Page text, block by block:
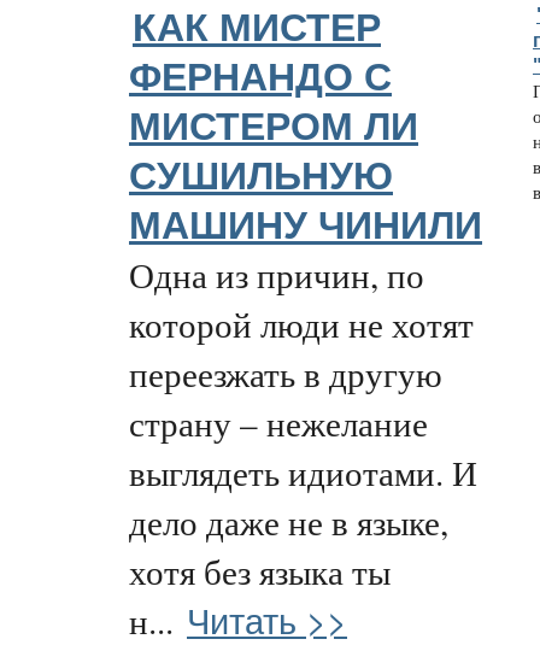
КАК МИСТЕР
ФЕРНАНДО С
МИСТЕРОМ ЛИ
СУШИЛЬНУЮ
МАШИНУ ЧИНИЛИ
Одна из причин, по
которой люди не хотят
переезжать в другую
страну – нежелание
выглядеть идиотами. И
дело даже не в языке,
хотя без языка ты
н... Читать >>